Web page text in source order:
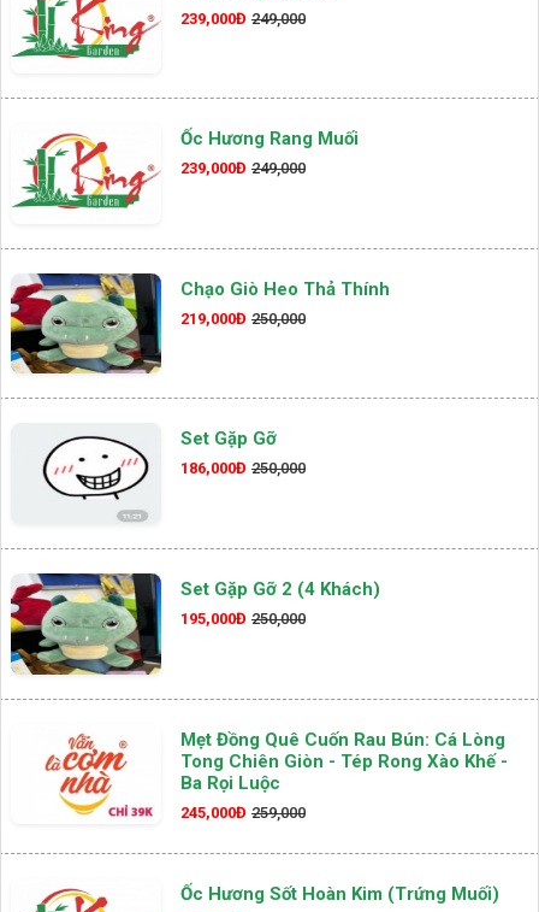
239,000Đ 249,000
Ốc Hương Rang Muối
239,000Đ 249,000
Chạo Giò Heo Thả Thính
219,000Đ 250,000
Set Gặp Gỡ
186,000Đ 250,000
Set Gặp Gỡ 2 (4 Khách)
195,000Đ 250,000
Mẹt Đồng Quê Cuốn Rau Bún: Cá Lòng
Tong Chiên Giòn - Tép Rong Xào Khế -
Ba Rọi Luộc
245,000Đ 259,000
Ốc Hương Sốt Hoàn Kim (Trứng Muối)